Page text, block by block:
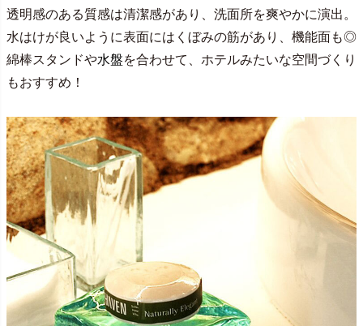
透明感のある質感は清潔感があり、洗面所を爽やかに演出。
水はけが良いように表面にはくぼみの筋があり、機能面も◎
綿棒スタンドや水盤を合わせて、ホテルみたいな空間づくり
もおすすめ！